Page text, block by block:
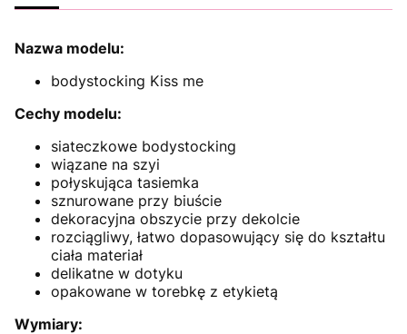
Nazwa modelu:
bodystocking Kiss me
Cechy modelu:
siateczkowe bodystocking
wiązane na szyi
połyskująca tasiemka
sznurowane przy biuście
dekoracyjna obszycie przy dekolcie
rozciągliwy, łatwo dopasowujący się do kształtu
ciała materiał
delikatne w dotyku
opakowane w torebkę z etykietą
Wymiary: